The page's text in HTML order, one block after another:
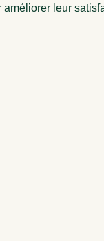
améliorer leur